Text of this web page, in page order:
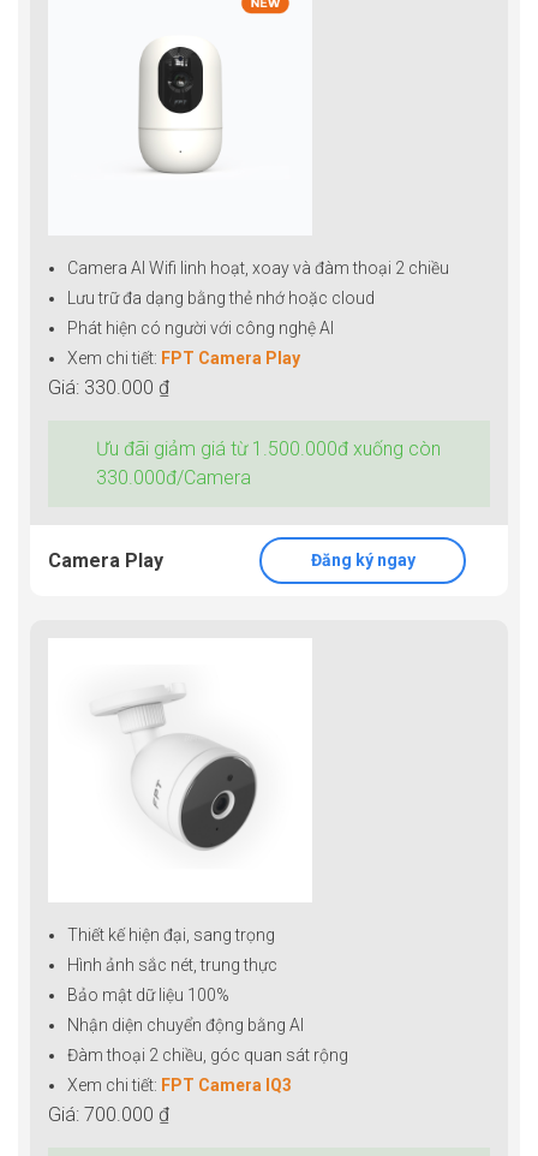
Camera AI Wifi linh hoạt, xoay và đàm thoại 2 chiều
Lưu trữ đa dạng bằng thẻ nhớ hoặc cloud
Phát hiện có người với công nghệ AI
Xem chi tiết: FPT Camera Play
Giá: 330.000 ₫
Ưu đãi giảm giá từ 1.500.000đ xuống còn
330.000đ/Camera
Camera Play Đăng ký ngay
Thiết kế hiện đại, sang trọng
Hình ảnh sắc nét, trung thực
Bảo mật dữ liệu 100%
Nhận diện chuyển động bằng AI
Đàm thoại 2 chiều, góc quan sát rộng
Xem chi tiết: FPT Camera IQ3
Giá: 700.000 ₫